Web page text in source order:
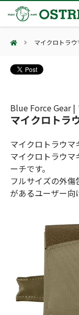
製品カテゴリー
輸血保冷庫
(Bear Avoidance)
防刃対策
(Cut Resistant)
止血・止血キット
(Massive
気道管理
(Airway)
呼吸管理
(Respiration)
低体温防止
(Hypothermia)
製品をキー
夏季休業のお知ら
第7回 地域
オーストリッチ熊
オーストリッチ
ダマスカス製品
会社案内
会社案内
会社概要
アクセス
主な納入実績
カタログ
採用情報
採用情報（外部サ
マイクロトラ
Blue Force Gear |
マイクロトラ
マイクロトラウ
マイクロトラウ
ーチです。
フルサイズの外
があるユーザー向